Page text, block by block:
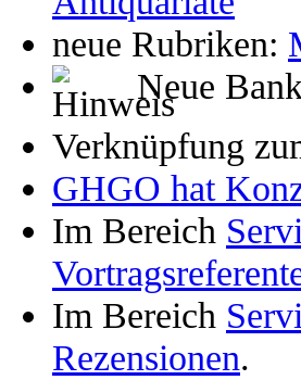
neue Rubriken:
Neue
Verknüpfung
GHGO hat
Im Bereich
Im Bereich
Rezensionen.